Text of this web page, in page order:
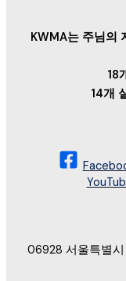
KWMA는 주님의
18
14개
06928 서울특별